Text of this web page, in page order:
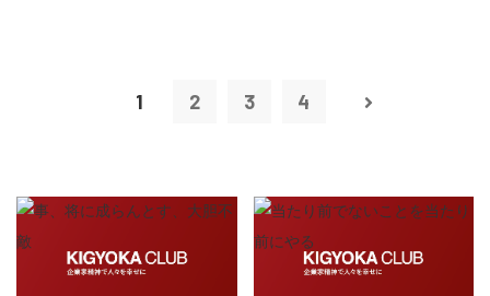
1 2 3 4